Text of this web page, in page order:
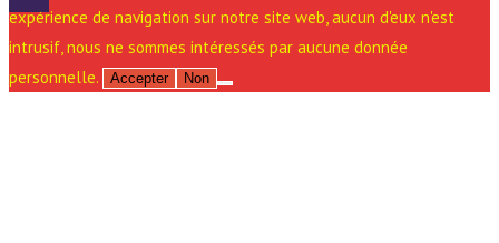
expérience de navigation sur notre site web, aucun d'eux n'est
intrusif, nous ne sommes intéressés par aucune donnée
personnelle.
Accepter Non